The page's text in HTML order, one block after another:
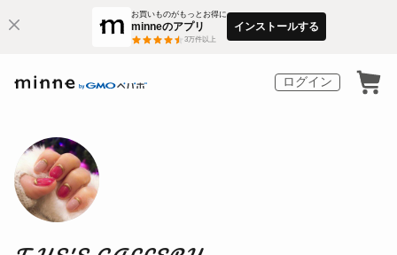
お買いものがもっとお得に
minneのアプリ
3万件以上
インストールする
ログイン